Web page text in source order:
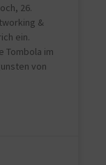
26.
&
ein.
Tombola im
von